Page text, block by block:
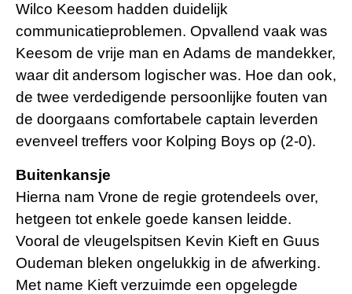
Wilco Keesom hadden duidelijk
communicatieproblemen. Opvallend vaak was
Keesom de vrije man en Adams de mandekker,
waar dit andersom logischer was. Hoe dan ook,
de twee verdedigende persoonlijke fouten van
de doorgaans comfortabele captain leverden
evenveel treffers voor Kolping Boys op (2-0).
Buitenkansje
Hierna nam Vrone de regie grotendeels over,
hetgeen tot enkele goede kansen leidde.
Vooral de vleugelspitsen Kevin Kieft en Guus
Oudeman bleken ongelukkig in de afwerking.
Met name Kieft verzuimde een opgelegde